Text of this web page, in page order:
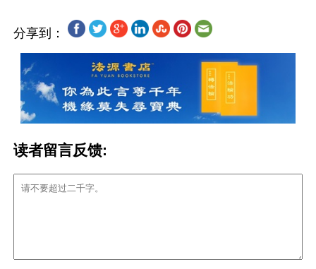
分享到：
读者留言反馈: